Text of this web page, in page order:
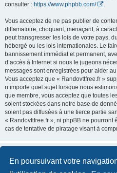
En poursuivant votre
consulter : https://www.phpbb.com/
Vous acceptez de ne pas publier de
diffamatoire, choquant, menaçant, à
peut transgresser les lois de votre pays,
hébergé ou les lois internationales. Le
bannissement immédiat et permanent,
d’accès à Internet si nous le jugeons
messages sont enregistrées pour aider
Vous acceptez que « Randovttfree.fr »
n’importe quel sujet lorsque nous
que membre, vous acceptez que toutes
soient stockées dans notre base de
soient pas diffusées à une tierce partie
« Randovttfree.fr », ni phpBB ne pourront
cas de tentative de piratage visant à